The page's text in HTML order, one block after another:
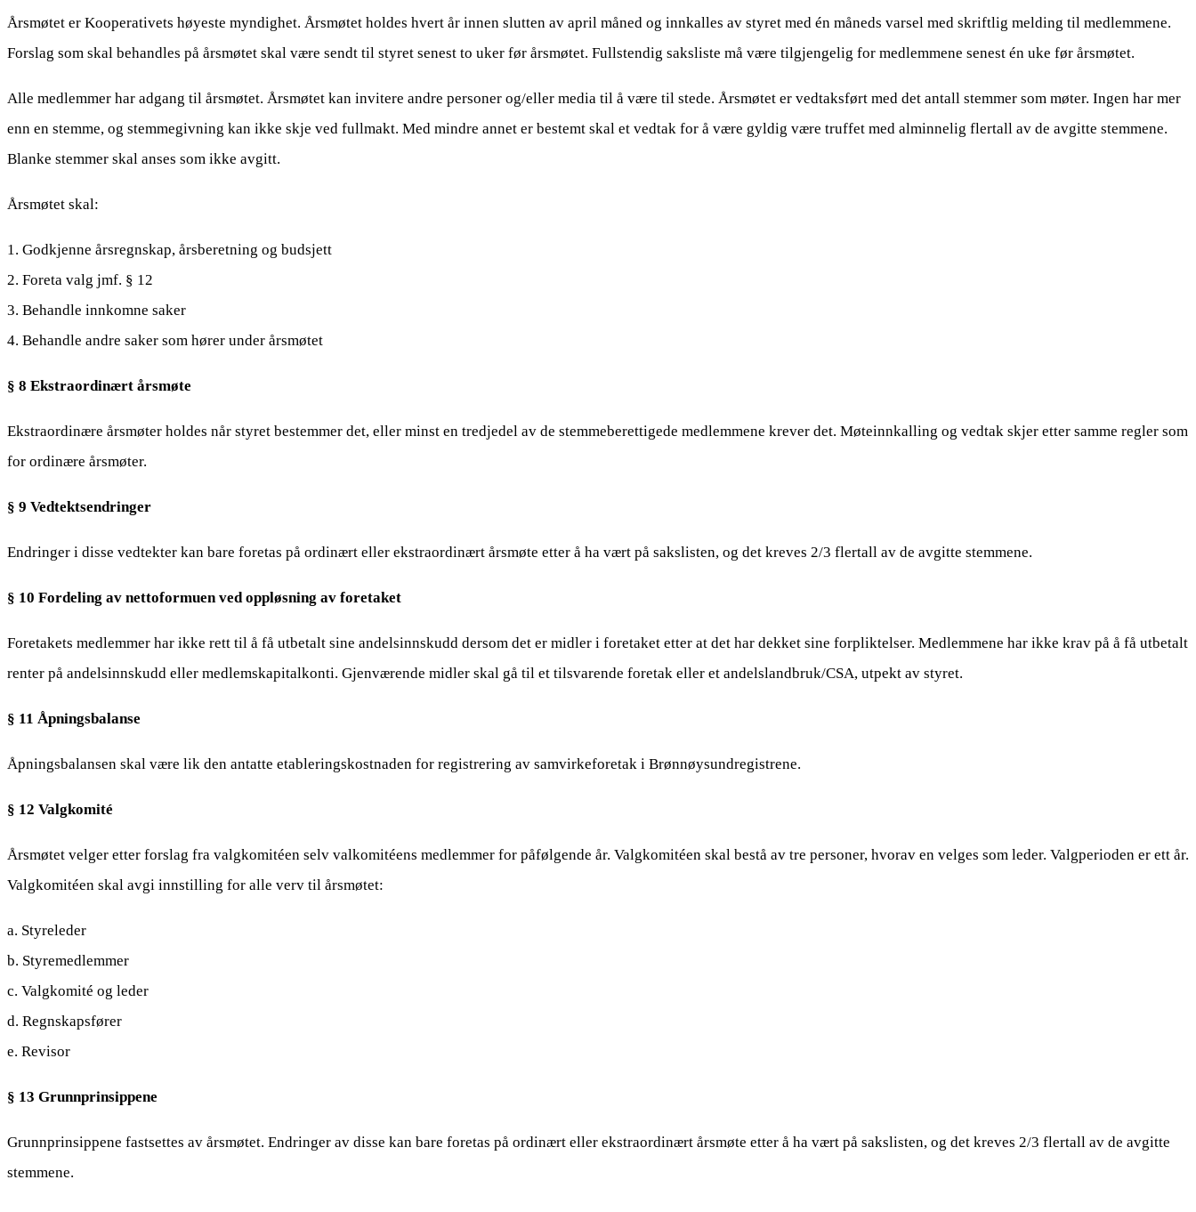
Årsmøtet er Kooperativets høyeste myndighet. Årsmøtet holdes hvert år innen slutten av april måned og innkalles av styret med én måneds varsel med skriftlig melding til medlemmene.
Forslag som skal behandles på årsmøtet skal være sendt til styret senest to uker før årsmøtet. Fullstendig saksliste må være tilgjengelig for medlemmene senest én uke før årsmøtet.
Alle medlemmer har adgang til årsmøtet. Årsmøtet kan invitere andre personer og/eller media til å være til stede. Årsmøtet er vedtaksført med det antall stemmer som møter. Ingen har mer
enn en stemme, og stemmegivning kan ikke skje ved fullmakt. Med mindre annet er bestemt skal et vedtak for å være gyldig være truffet med alminnelig flertall av de avgitte stemmene.
Blanke stemmer skal anses som ikke avgitt.
Årsmøtet skal:
1. Godkjenne årsregnskap, årsberetning og budsjett
2. Foreta valg jmf. § 12
3. Behandle innkomne saker
4. Behandle andre saker som hører under årsmøtet
§ 8 Ekstraordinært årsmøte
Ekstraordinære årsmøter holdes når styret bestemmer det, eller minst en tredjedel av de stemmeberettigede medlemmene krever det. Møteinnkalling og vedtak skjer etter samme regler som
for ordinære årsmøter.
§ 9 Vedtektsendringer
Endringer i disse vedtekter kan bare foretas på ordinært eller ekstraordinært årsmøte etter å ha vært på sakslisten, og det kreves 2/3 flertall av de avgitte stemmene.
§ 10 Fordeling av nettoformuen ved oppløsning av foretaket
Foretakets medlemmer har ikke rett til å få utbetalt sine andelsinnskudd dersom det er midler i foretaket etter at det har dekket sine forpliktelser. Medlemmene har ikke krav på å få utbetalt
renter på andelsinnskudd eller medlemskapitalkonti. Gjenværende midler skal gå til et tilsvarende foretak eller et andelslandbruk/CSA, utpekt av styret.
§ 11 Åpningsbalanse
Åpningsbalansen skal være lik den antatte etableringskostnaden for registrering av samvirkeforetak i Brønnøysundregistrene.
§ 12 Valgkomité
Årsmøtet velger etter forslag fra valgkomitéen selv valkomitéens medlemmer for påfølgende år. Valgkomitéen skal bestå av tre personer, hvorav en velges som leder. Valgperioden er ett år.
Valgkomitéen skal avgi innstilling for alle verv til årsmøtet:
a. Styreleder
b. Styremedlemmer
c. Valgkomité og leder
d. Regnskapsfører
e. Revisor
§ 13 Grunnprinsippene
Grunnprinsippene fastsettes av årsmøtet. Endringer av disse kan bare foretas på ordinært eller ekstraordinært årsmøte etter å ha vært på sakslisten, og det kreves 2/3 flertall av de avgitte
stemmene.